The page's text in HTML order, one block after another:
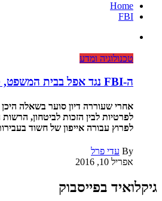
Home
FBI
טכנולוגיה ומדע
ה-FBI נגד אפל בבית המשפט, סיבוב שני
אחרי שעוררה דיון סוער בשאלה היכן
לפרטיות לבין הזכות לביטחון,
לפרוץ עבורה אייפון של חשוד
By עדי פרל
אפריל 10, 2016
גיקלואיד בפייסבוק